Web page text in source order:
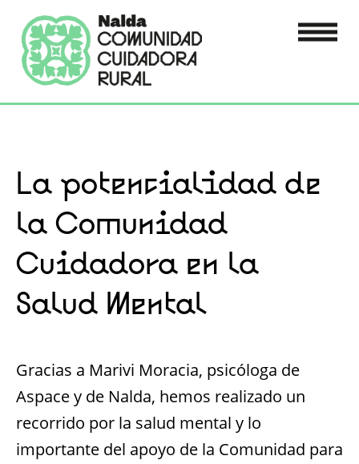
La potencialidad de
la Comunidad
Cuidadora en la
Salud Mental
Gracias a Marivi Moracia, psicóloga de
Aspace y de Nalda, hemos realizado un
recorrido por la salud mental y lo
importante del apoyo de la Comunidad para